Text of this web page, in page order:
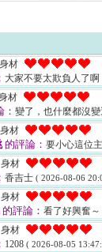
身材
大家不要太欺負人了
材
變了，也什麼都沒
身材
的評論： 要小心這位
身材
香吉士 ( 2026-08-06
身材
的評論： 看了好興奮～
身材
1208 ( 2026-08-05